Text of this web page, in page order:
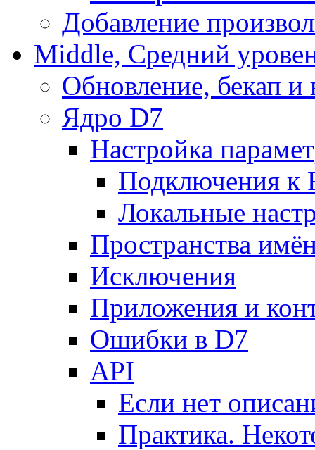
Добавление
Middle, Средний
Обновление, бекап и
Ядро D7
Настройка
Подключения к
Локальные
Пространства
Исключения
Приложения и
Ошибки в D7
API
Если нет
Практика.